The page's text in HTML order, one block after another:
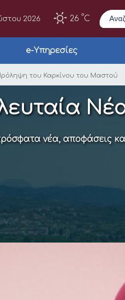
2026 26 °C
e-Υπηρεσίες
του Καρκίνου του Μαστού
νέα, αποφάσεις